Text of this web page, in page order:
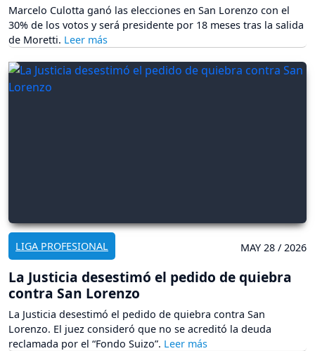
Marcelo Culotta ganó las elecciones en San Lorenzo con el
30% de los votos y será presidente por 18 meses tras la salida
de Moretti.
LIGA PROFESIONAL MAY 28 / 2026
La Justicia desestimó el pedido de quiebra
contra San Lorenzo
La Justicia desestimó el pedido de quiebra contra San
Lorenzo. El juez consideró que no se acreditó la deuda
reclamada por el “Fondo Suizo”.